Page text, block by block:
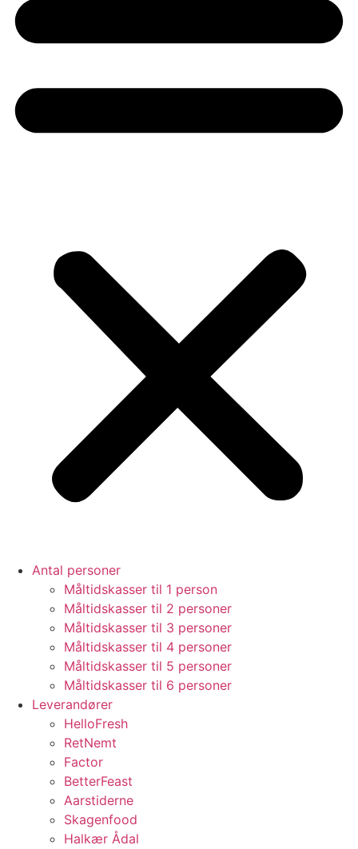
Antal personer
Måltidskasser til 1 person
Måltidskasser til 2 personer
Måltidskasser til 3 personer
Måltidskasser til 4 personer
Måltidskasser til 5 personer
Måltidskasser til 6 personer
Leverandører
HelloFresh
RetNemt
Factor
BetterFeast
Aarstiderne
Skagenfood
Halkær Ådal